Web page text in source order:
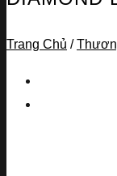
Trang Chủ /